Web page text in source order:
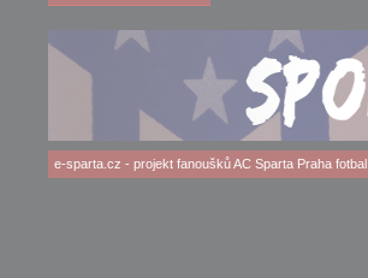
e-sparta.cz - projekt fanouškůAC Sparta Prahafotbal